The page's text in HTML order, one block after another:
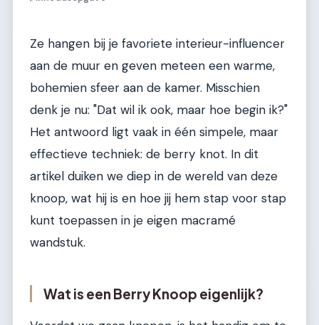
Ze hangen bij je favoriete interieur-influencer
aan de muur en geven meteen een warme,
bohemien sfeer aan de kamer. Misschien
denk je nu: "Dat wil ik ook, maar hoe begin ik?"
Het antwoord ligt vaak in één simpele, maar
effectieve techniek: de berry knot. In dit
artikel duiken we diep in de wereld van deze
knoop, wat hij is en hoe jij hem stap voor stap
kunt toepassen in je eigen macramé
wandstuk.
Wat is een Berry Knoop eigenlijk?